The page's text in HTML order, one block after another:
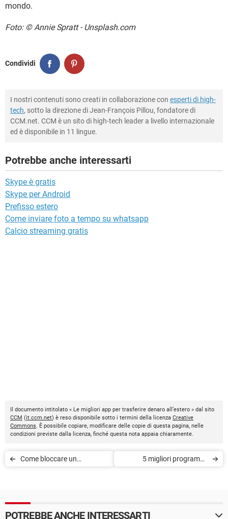
mondo.
Foto: © Annie Spratt - Unsplash.com
Condividi
I nostri contenuti sono creati in collaborazione con esperti di high-
tech, sotto la direzione di Jean-François Pillou, fondatore di
CCM.net. CCM è un sito di high-tech leader a livello internazionale
ed è disponibile in 11 lingue.
Potrebbe anche interessarti
Skype è gratis
Skype per Android
Prefisso estero
Come inviare foto a tempo su whatsapp
Calcio streaming gratis
Il documento intitolato « Le migliori app per trasferire denaro all’estero » dal sito
CCM (it.ccm.net) è reso disponibile sotto i termini della licenza Creative
Commons. È possibile copiare, modificare delle copie di questa pagina, nelle
condizioni previste dalla licenza, finché questa nota appaia chiaramente.
Come bloccare un
5 migliori programmi
POTREBBE ANCHE INTERESSARTI